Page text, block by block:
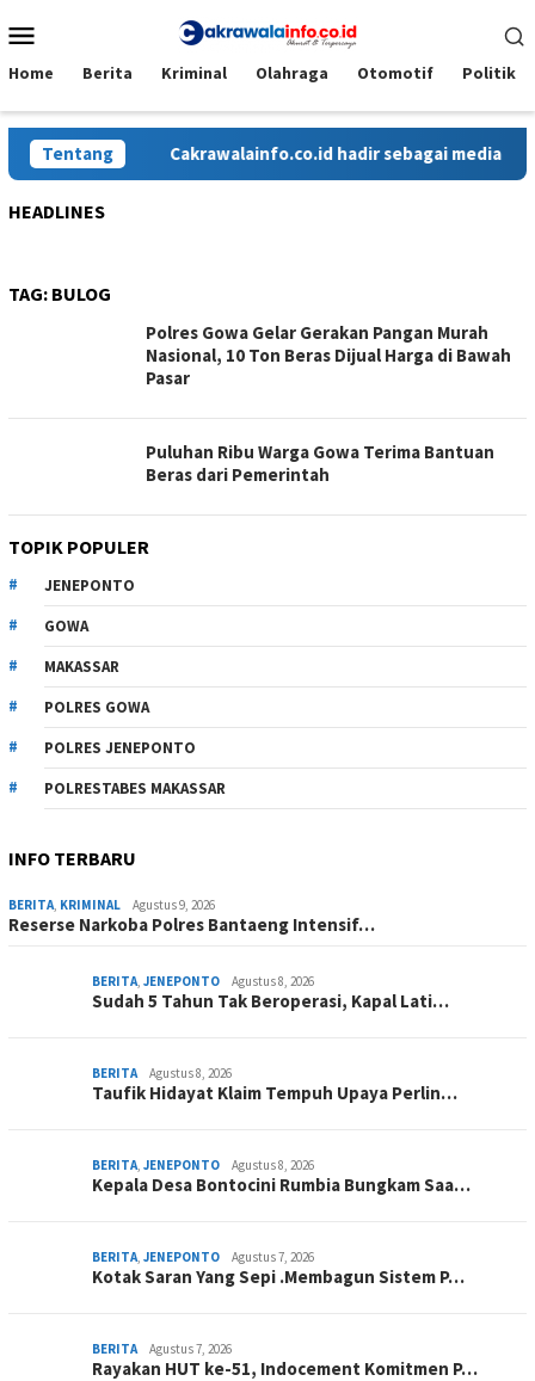
ke
Mobile
Home Berita Kriminal Olahraga Otomotif Politik
Tentang Cakrawalainfo.co.id hadir sebagai media
HEADLINES
TAG: BULOG
Polres Gowa Gelar Gerakan Pangan Murah
Nasional, 10 Ton Beras Dijual Harga di Bawah
Pasar
Puluhan Ribu Warga Gowa Terima Bantuan
Beras dari Pemerintah
TOPIK POPULER
JENEPONTO
GOWA
MAKASSAR
POLRES GOWA
POLRES JENEPONTO
POLRESTABES MAKASSAR
INFO TERBARU
BERITA, KRIMINAL Agustus 9, 2026
Reserse Narkoba Polres Bantaeng Intensif…
BERITA, JENEPONTO Agustus 8, 2026
Sudah 5 Tahun Tak Beroperasi, Kapal Lati…
BERITA Agustus 8, 2026
Taufik Hidayat Klaim Tempuh Upaya Perlin…
BERITA, JENEPONTO Agustus 8, 2026
Kepala Desa Bontocini Rumbia Bungkam Saa…
BERITA, JENEPONTO Agustus 7, 2026
Kotak Saran Yang Sepi .Membagun Sistem P…
BERITA Agustus 7, 2026
Rayakan HUT ke-51, Indocement Komitmen P…